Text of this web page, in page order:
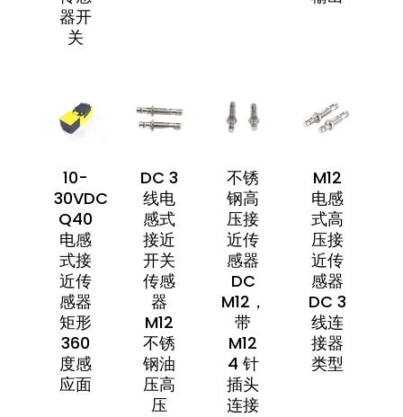
器开
关
10-
30VDC
Q40
电感
式接
近传
感器
矩形
360
度感
应面
DC 3
线电
感式
接近
开关
传感
器
M12
不锈
钢油
压高
压
不锈
钢高
压接
近传
感器
DC
M12，
带
M12
4 针
插头
连接
M12
电感
式高
压接
近传
感器
DC 3
线连
接器
类型